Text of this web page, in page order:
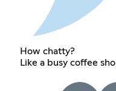
How chatty?
Like a busy coffee